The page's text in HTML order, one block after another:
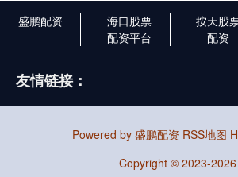
盛鹏配资
海口股票
配资平台
按天股
配资
友情链接：
Powered by 盛鹏配资 RSS地图
Copyright © 2023-2026